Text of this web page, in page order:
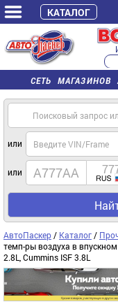
СЕТЬ МАГАЗИНОВ
часы
или
или
АвтоПаскер / Каталог /
темп-ры воздуха в
2.8L, Cummins ISF 3.8L
КАТАЛОГ